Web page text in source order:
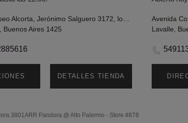
Buenos Aires 1425
DETALLES TIENDA
Lavalle,
3801ARR Pandora @ Alto Palermo - Store #878